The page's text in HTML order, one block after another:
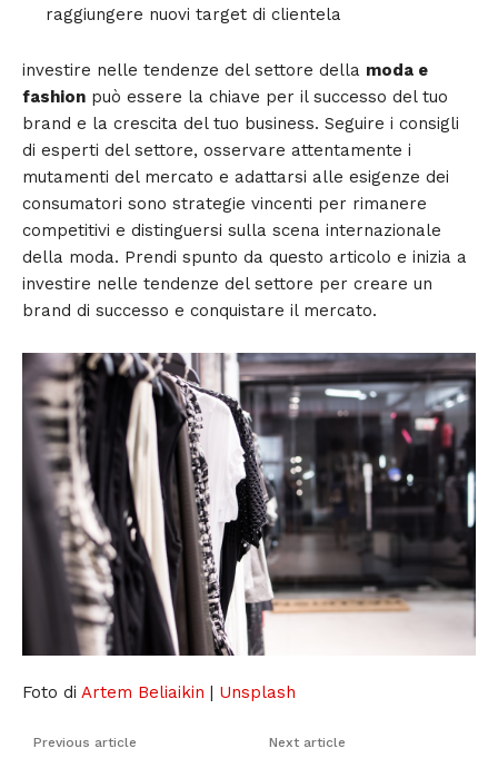
raggiungere nuovi target di clientela
investire nelle tendenze del settore della moda e
fashion può essere la chiave per il successo del tuo
brand e la crescita del tuo business. Seguire i consigli
di esperti del settore, osservare attentamente i
mutamenti del mercato e adattarsi alle esigenze dei
consumatori sono strategie vincenti per rimanere
competitivi e distinguersi sulla scena internazionale
della moda. Prendi spunto da questo articolo e inizia a
investire nelle tendenze del settore per creare un
brand di successo e conquistare il mercato.
Foto di Artem Beliaikin | Unsplash
Previous article Next article